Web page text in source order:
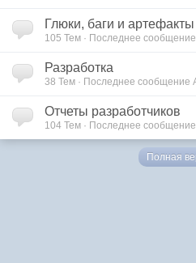
Глюки, баги и артефакты
105 Тем · Последнее
Разработка
38 Тем · Последнее сообщение
Отчеты разработчиков
104 Тем · Последнее
Полная